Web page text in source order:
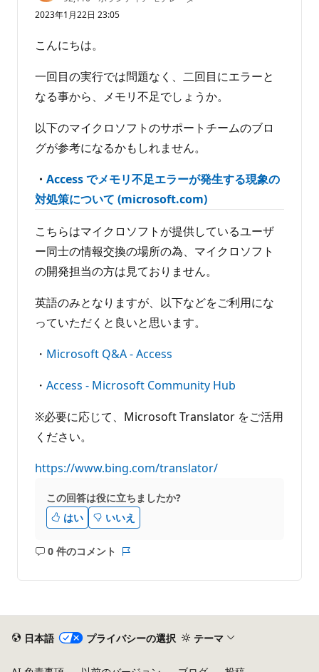
り
せ
ん
価
の
ン
2023年1月22日 23:05
こんにちは。
一回目の実行では問題なく、二回目にエラーと
なる事から、メモリ不足でしょうか。
以下のマイクロソフトのサポートチームのブロ
グが参考になるかもしれません。
・ Access でメモリ不足エラーが発生する現象の
対処策について (microsoft.com)
こちらはマイクロソフトが提供しているユーザ
ー同士の情報交換の場所の為、マイクロソフト
の開発担当の方は見ておりません。
英語のみとなりますが、以下などをご利用にな
っていただくと良いと思います。
・ Microsoft Q&A - Access
・ Access - Microsoft Community Hub
※必要に応じて、Microsoft Translator をご活用
ください。
https://www.bing.com/translator/
この回答は役に立ちましたか?
はい
いいえ
0 件のコメント
コ
は
あ
り
日本語 プライバシーの選択 テーマ